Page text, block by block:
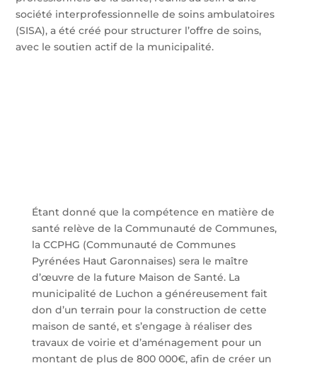
société interprofessionnelle de soins ambulatoires
(SISA), a été créé pour structurer l’offre de soins,
avec le soutien actif de la municipalité.
Étant donné que la compétence en matière de
santé relève de la Communauté de Communes,
la CCPHG (Communauté de Communes
Pyrénées Haut Garonnaises) sera le maître
d’œuvre de la future Maison de Santé. La
municipalité de Luchon a généreusement fait
don d’un terrain pour la construction de cette
maison de santé, et s’engage à réaliser des
travaux de voirie et d’aménagement pour un
montant de plus de 800 000€, afin de créer un